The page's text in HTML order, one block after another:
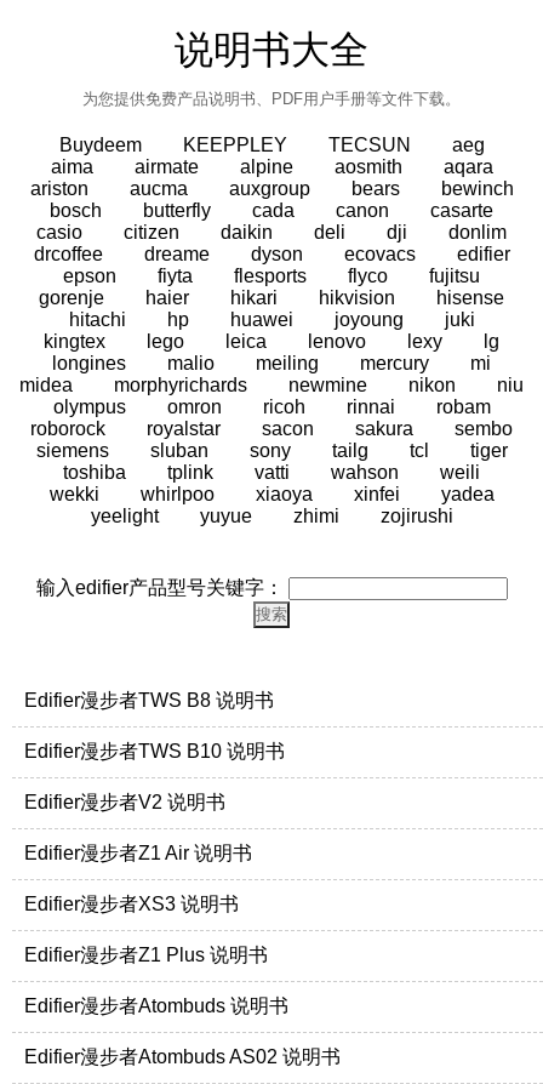
说明书大全
为您提供免费产品说明书、PDF用户手册等文件下载。
Buydeem KEEPPLEY TECSUN
aeg
aima
airmate alpine aosmith
aqara
ariston
aucma auxgroup bears
bewinch
bosch
butterfly cada canon
casarte
casio
citizen daikin deli dji
donlim
drcoffee
dreame dyson ecovacs
edifier
epson
fiyta flesports flyco
fujitsu
gorenje
haier hikari hikvision
hisense
hitachi
hp huawei joyoung
juki
kingtex
lego leica lenovo lexy
lg
longines
malio meiling mercury
mi
midea
morphyrichards newmine nikon
niu
olympus
omron ricoh rinnai
robam
roborock
royalstar sacon sakura
sembo
siemens
sluban sony tailg tcl
tiger
toshiba
tplink vatti wahson
weili
wekki
whirlpoo xiaoya xinfei
yadea
yeelight
yuyue zhimi zojirushi
输入edifier产品型号关键字：
Edifier漫步者TWS B8 说明书
Edifier漫步者TWS B10 说明书
Edifier漫步者V2 说明书
Edifier漫步者Z1 Air 说明书
Edifier漫步者XS3 说明书
Edifier漫步者Z1 Plus 说明书
Edifier漫步者Atombuds 说明书
Edifier漫步者Atombuds AS02 说明书